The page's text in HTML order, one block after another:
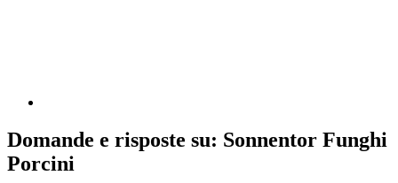
Domande e risposte su: Sonnentor Funghi
Porcini